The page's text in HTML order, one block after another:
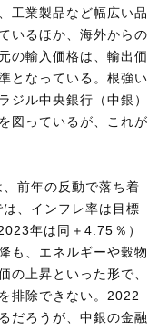
工業製品など幅広い品
いるほか、海外からの
の輸入価格は、輸出価
となっている。根強い
ジル中央銀行（中銀）
図っているが、これが
前年の反動で落ち着
、インフレ率は目標
年は同＋4.75％）
も、エネルギーや穀物
の上昇といった形で、
排除できない。2022
だろうが、中銀の金融